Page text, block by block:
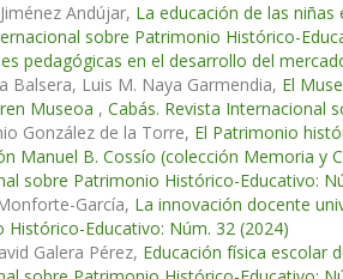
Andújar, La educación de las
sobre Patrimonio Histórico-
pedagógicas en el desarrollo del
Balsera, Luis M. Naya Garmendia, El
Museoa , Cabás. Revista Internacional
González de la Torre, El Patrimonio
Manuel B. Cossío (colección Memoria y
sobre Patrimonio Histórico-Educativo:
García, La innovación docente
Histórico-Educativo: Núm. 32 (2024)
Galera Pérez, Educación física escolar